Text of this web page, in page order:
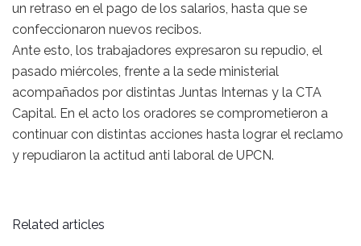
un retraso en el pago de los salarios, hasta que se
confeccionaron nuevos recibos.
Ante esto, los trabajadores expresaron su repudio, el
pasado miércoles, frente a la sede ministerial
acompañados por distintas Juntas Internas y la CTA
Capital. En el acto los oradores se comprometieron a
continuar con distintas acciones hasta lograr el reclamo
y repudiaron la actitud anti laboral de UPCN.
Related articles